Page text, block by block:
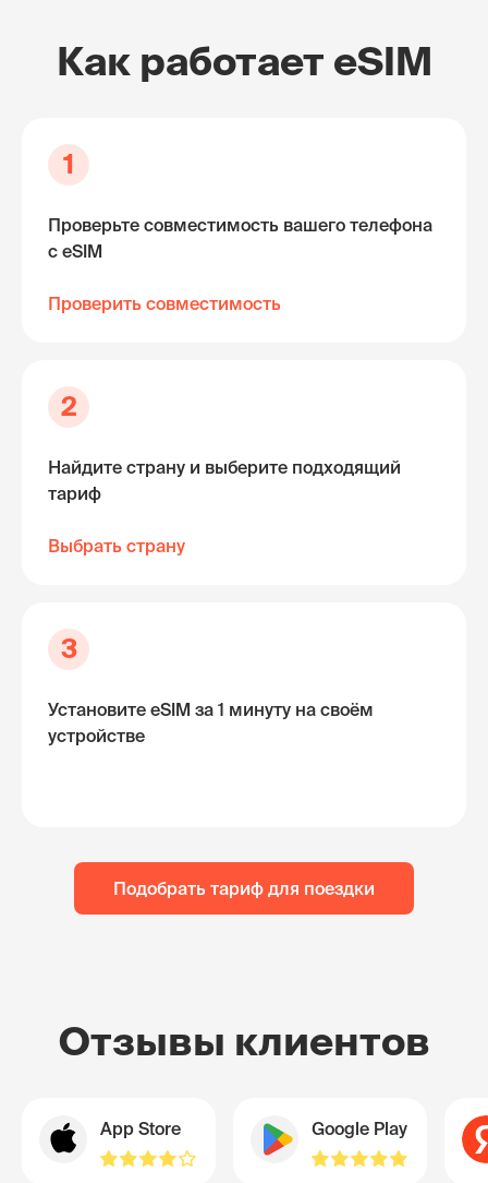
Как работает eSIM
1
Проверьте совместимость вашего телефона
с eSIM
Проверить совместимость
2
Найдите страну и выберите подходящий
тариф
Выбрать страну
3
Установите eSIM за 1 минуту на своём
устройстве
Подобрать тариф для поездки
Отзывы клиентов
App Store Google Play